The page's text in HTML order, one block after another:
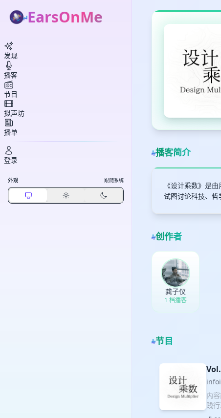
播客简介
《设计乘数》是
试图讨论科技、哲
创作者
龚子仪
1 档播客
节目
内
践
贪
EarsOnMe
发现
播客
节目
拟声坊
播单
登录
外观 跟随系统